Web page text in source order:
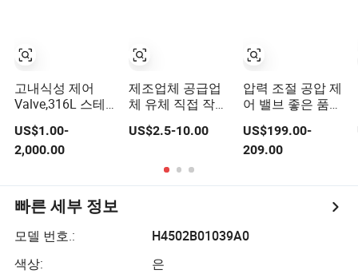
고내식성 제어
Valve,316L 스테
료, 버트 용접 Bw
소켓 용접 Sw 연
동, 슬리브 앵글
타입 API
US$1.00-
2,000.00
제조업체 공급업
체 유체 직접 작동
레노이드 밸브
US$2.5-10.00
압력 조절 공압 제
어 밸브 좋은 품질
US$199.00-
209.00
빠른 세부 정보
모델 번호.:
H4502B01039A0
색상:
은